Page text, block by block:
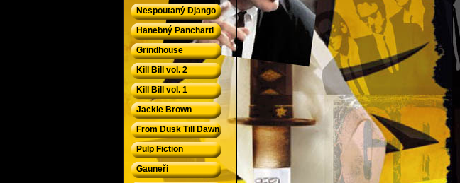
Nespoutaný Django
Hanebný Pancharti
Grindhouse
Kill Bill vol. 2
Kill Bill vol. 1
Jackie Brown
From Dusk Till Dawn
Pulp Fiction
Gauneři